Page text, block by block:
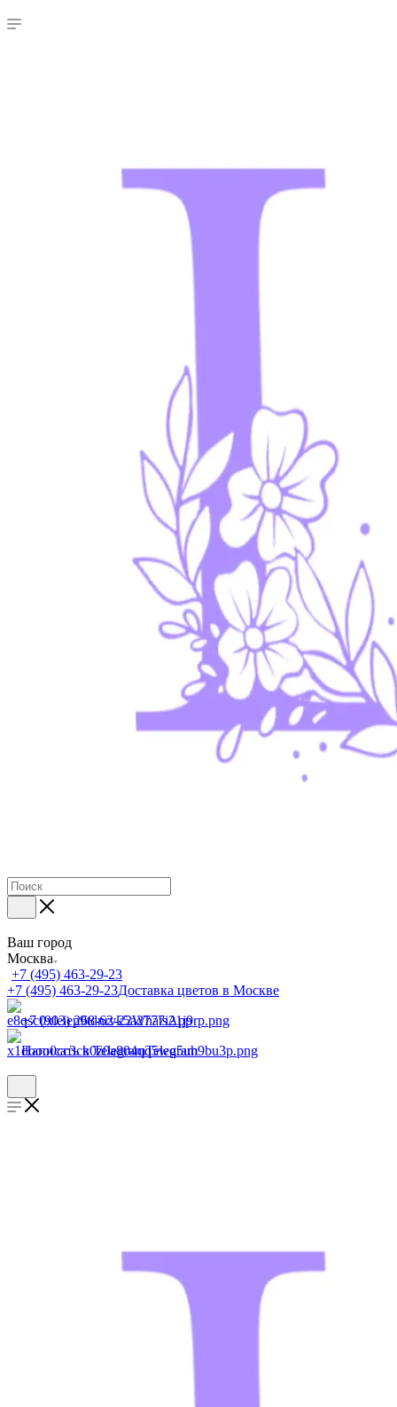
Ваш город
Москва
+7 (495) 463-29-23
+7 (495) 463-29-23Доставка цветов в Москве
+7 (903) 268-62-22WhatsApp
Написать в TelegramTelegram